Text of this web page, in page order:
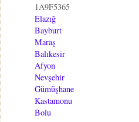
1A9F5365
Elazığ
Bayburt
Maraş
Balıkesir
Afyon
Nevşehir
Gümüşhane
Kastamonu
Bolu